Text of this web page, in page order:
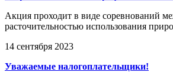
Акция проходит в виде соревнований
расточительностью использования
14 сентября 2023
Уважаемые налогоплательщики!